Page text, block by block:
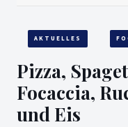
AKTUELLES
Pizza,
Focaccia,
und Eis